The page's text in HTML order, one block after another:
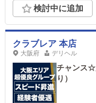
検討中に追加
クラブレア 本店
大阪府 デリヘル
チャンス☆
り）